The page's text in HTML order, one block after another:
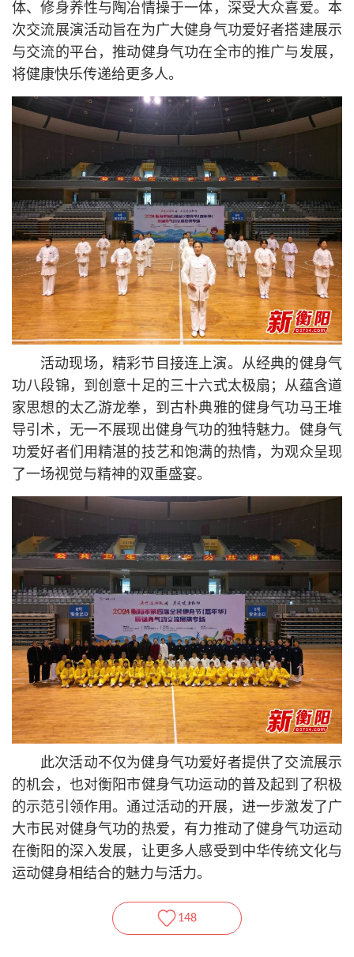
体、修身养性与陶冶情操于一体，深受大众喜爱。本
次交流展演活动旨在为广大健身气功爱好者搭建展示
与交流的平台，推动健身气功在全市的推广与发展，
将健康快乐传递给更多人。
活动现场，精彩节目接连上演。从经典的健身气
功八段锦，到创意十足的三十六式太极扇；从蕴含道
家思想的太乙游龙拳，到古朴典雅的健身气功马王堆
导引术，无一不展现出健身气功的独特魅力。健身气
功爱好者们用精湛的技艺和饱满的热情，为观众呈现
了一场视觉与精神的双重盛宴。
此次活动不仅为健身气功爱好者提供了交流展示
的机会，也对衡阳市健身气功运动的普及起到了积极
的示范引领作用。通过活动的开展，进一步激发了广
大市民对健身气功的热爱，有力推动了健身气功运动
在衡阳的深入发展，让更多人感受到中华传统文化与
运动健身相结合的魅力与活力。
148